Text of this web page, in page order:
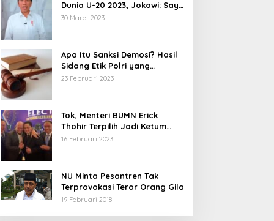
Dunia U-20 2023, Jokowi: Saya
Juga Kecewa dan Sedih
30 Maret 2023
Apa Itu Sanksi Demosi? Hasil
Sidang Etik Polri yang
Diterima Bharada E
23 Februari 2023
Tok, Menteri BUMN Erick
Thohir Terpilih Jadi Ketum
PSSI.
16 Februari 2023
NU Minta Pesantren Tak
Terprovokasi Teror Orang Gila
19 Februari 2018